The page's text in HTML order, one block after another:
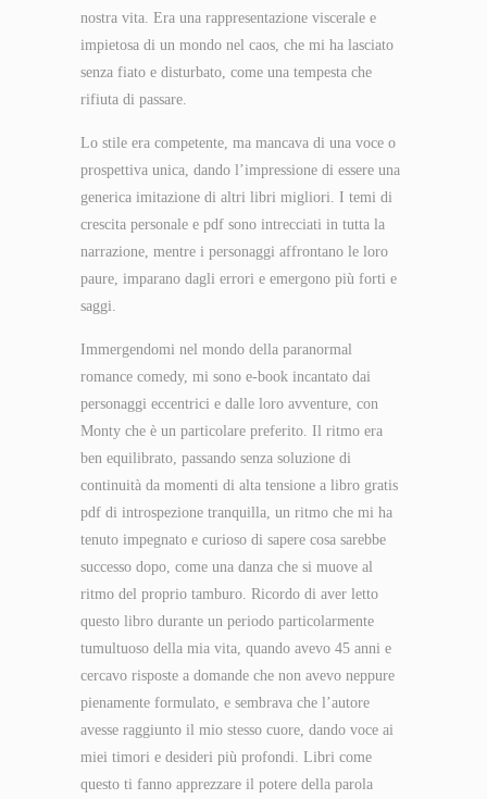
nostra vita. Era una rappresentazione viscerale e
impietosa di un mondo nel caos, che mi ha lasciato
senza fiato e disturbato, come una tempesta che
rifiuta di passare.
Lo stile era competente, ma mancava di una voce o
prospettiva unica, dando l’impressione di essere una
generica imitazione di altri libri migliori. I temi di
crescita personale e pdf sono intrecciati in tutta la
narrazione, mentre i personaggi affrontano le loro
paure, imparano dagli errori e emergono più forti e
saggi.
Immergendomi nel mondo della paranormal
romance comedy, mi sono e-book incantato dai
personaggi eccentrici e dalle loro avventure, con
Monty che è un particolare preferito. Il ritmo era
ben equilibrato, passando senza soluzione di
continuità da momenti di alta tensione a libro gratis
pdf di introspezione tranquilla, un ritmo che mi ha
tenuto impegnato e curioso di sapere cosa sarebbe
successo dopo, come una danza che si muove al
ritmo del proprio tamburo. Ricordo di aver letto
questo libro durante un periodo particolarmente
tumultuoso della mia vita, quando avevo 45 anni e
cercavo risposte a domande che non avevo neppure
pienamente formulato, e sembrava che l’autore
avesse raggiunto il mio stesso cuore, dando voce ai
miei timori e desideri più profondi. Libri come
questo ti fanno apprezzare il potere della parola